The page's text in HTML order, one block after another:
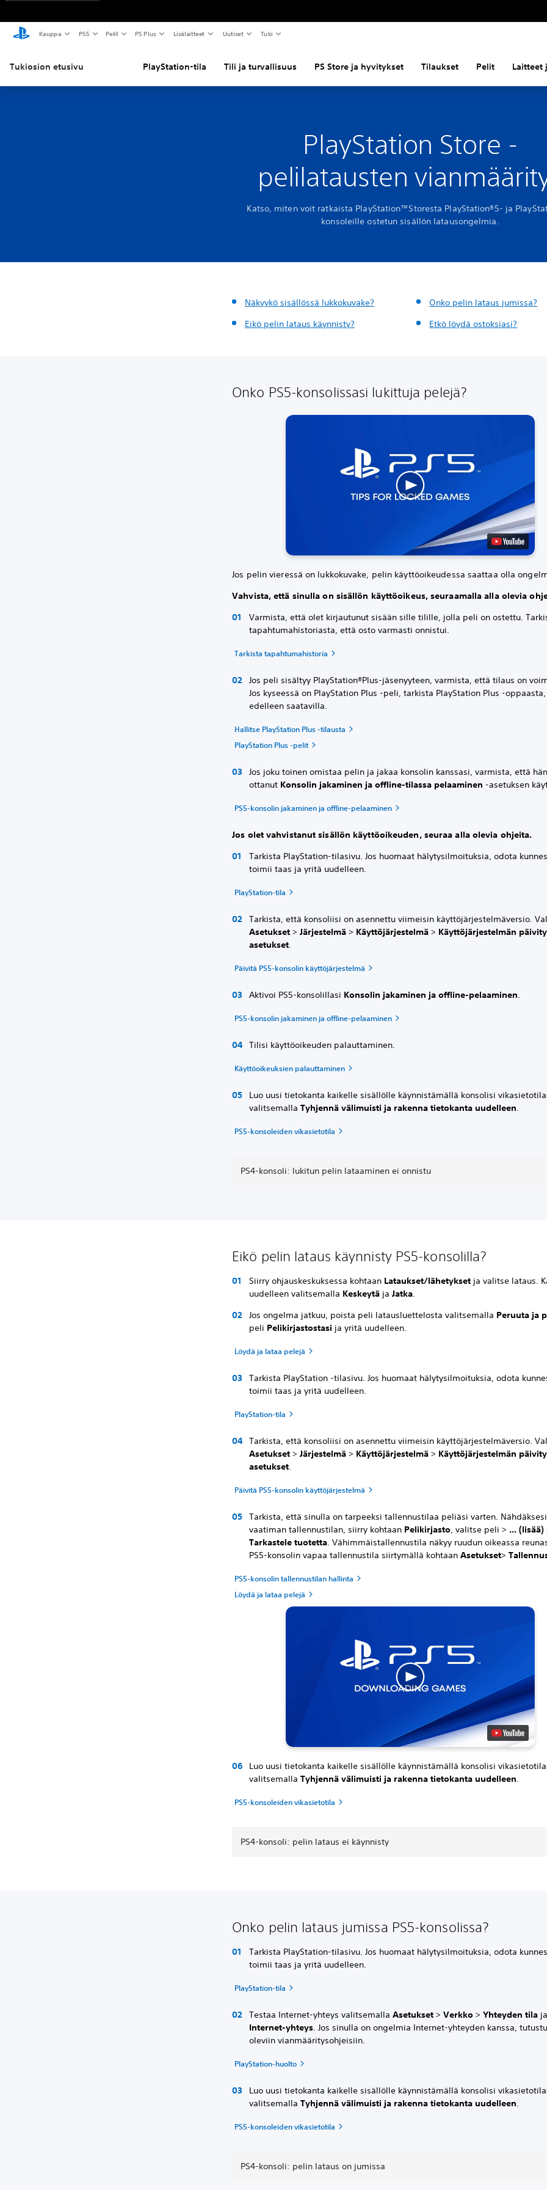
Kauppa PS5 Pelit PS Plus Lisälaitteet Uutiset Tuki
Tukiosion etusivu PlayStation-tila Tili ja turvallisuus PS Store ja hyvitykset Tilaukset Pelit Laitteet
PlayStation Store -
pelilatausten
Katso, miten voit ratkaista PlayStation™Storesta PlayStation®5- ja
konsoleille ostetun sisällön latausongelmia.
Näkyykö sisällössä lukkokuvake?
Eikö pelin lataus käynnisty?
Onko pelin lataus jumissa?
Etkö löydä ostoksiasi?
Onko PS5-konsolissasi lukittuja pelejä?
Jos pelin vieressä on lukkokuvake, pelin käyttöoikeudessa saattaa olla
Vahvista, että sinulla on sisällön käyttöoikeus, seuraamalla alla olevia
Varmista, että olet kirjautunut sisään sille tilille, jolla peli on ostettu.
tapahtumahistoriasta, että osto varmasti onnistui.
Tarkista tapahtumahistoria
Jos peli sisältyy PlayStation®Plus-jäsenyyteen, varmista, että tilaus on
Jos kyseessä on PlayStation Plus -peli, tarkista PlayStation Plus -
edelleen saatavilla.
Hallitse PlayStation Plus -tilausta
PlayStation Plus -pelit
Jos joku toinen omistaa pelin ja jakaa konsolin kanssasi, varmista, että
ottanut Konsolin jakaminen ja offline-tilassa pelaaminen -asetuksen
PS5-konsolin jakaminen ja offline-pelaaminen
Jos olet vahvistanut sisällön käyttöoikeuden, seuraa alla olevia ohjeita.
Tarkista PlayStation-tilasivu. Jos huomaat hälytysilmoituksia, odota
toimii taas ja yritä uudelleen.
PlayStation-tila
Tarkista, että konsoliisi on asennettu viimeisin käyttöjärjestelmäversio.
Asetukset >Järjestelmä > Käyttöjärjestelmä > Käyttöjärjestelmän
asetukset.
Päivitä PS5-konsolin käyttöjärjestelmä
Aktivoi PS5-konsolillasi Konsolin jakaminen ja offline-pelaaminen.
PS5-konsolin jakaminen ja offline-pelaaminen
Tilisi käyttöoikeuden palauttaminen.
Käyttöoikeuksien palauttaminen
Luo uusi tietokanta kaikelle sisällölle käynnistämällä konsolisi
valitsemallaTyhjennä välimuisti ja rakenna tietokanta uudelleen.
PS5-konsoleiden vikasietotila
PS4-konsoli: lukitun pelin lataaminen ei onnistu
Eikö pelin lataus käynnisty PS5-konsolilla?
Siirry ohjauskeskuksessa kohtaan Lataukset/lähetykset ja valitse lataus.
uudelleen valitsemalla Keskeytä jaJatka.
Jos ongelma jatkuu, poista peli latausluettelosta valitsemalla Peruuta ja
peli Pelikirjastostasi ja yritä uudelleen.
Löydä ja lataa pelejä
Tarkista PlayStation -tilasivu. Jos huomaat hälytysilmoituksia, odota
toimii taas ja yritä uudelleen.
PlayStation-tila
Tarkista, että konsoliisi on asennettu viimeisin käyttöjärjestelmäversio.
Asetukset >Järjestelmä > Käyttöjärjestelmä > Käyttöjärjestelmän
asetukset.
Päivitä PS5-konsolin käyttöjärjestelmä
Tarkista, että sinulla on tarpeeksi tallennustilaa peliäsi varten.
vaatiman tallennustilan, siirry kohtaan Pelikirjasto, valitse peli > ... (lisää)
Tarkastele tuotetta. Vähimmäistallennustila näkyy ruudun oikeassa
PS5-konsolin vapaa tallennustila siirtymällä kohtaanAsetukset>
PS5-konsolin tallennustilan hallinta
Löydä ja lataa pelejä
Luo uusi tietokanta kaikelle sisällölle käynnistämällä konsolisi
valitsemallaTyhjennä välimuisti ja rakenna tietokanta uudelleen
PS5-konsoleiden vikasietotila
PS4-konsoli: pelin lataus ei käynnisty
Onko pelin lataus jumissa PS5-konsolissa?
Tarkista PlayStation-tilasivu. Jos huomaat hälytysilmoituksia, odota
toimii taas ja yritä uudelleen.
PlayStation-tila
Testaa Internet-yhteys valitsemallaAsetukset >Verkko >Yhteyden tila
Internet-yhteys . Jos sinulla on ongelmia Internet-yhteyden kanssa,
oleviin vianmääritysohjeisiin.
PlayStation-huolto
Luo uusi tietokanta kaikelle sisällölle käynnistämällä konsolisi
valitsemallaTyhjennä välimuisti ja rakenna tietokanta uudelleen
PS5-konsoleiden vikasietotila
PS4-konsoli: pelin lataus on jumissa